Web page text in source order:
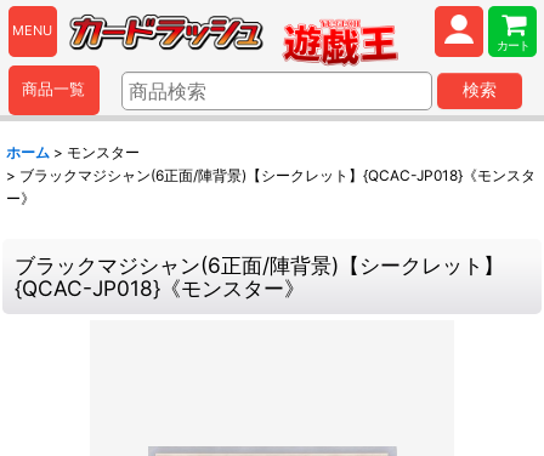
MENU
カート
商品一覧 検索
ホーム > モンスター
> ブラックマジシャン(6正面/陣背景)【シークレット】{QCAC-JP018}《モンスタ
ー》
ブラックマジシャン(6正面/陣背景)【シークレット】
{QCAC-JP018}《モンスター》